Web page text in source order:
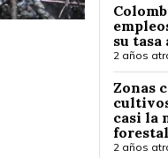
su
2 años
Zonas
casi la
2 años